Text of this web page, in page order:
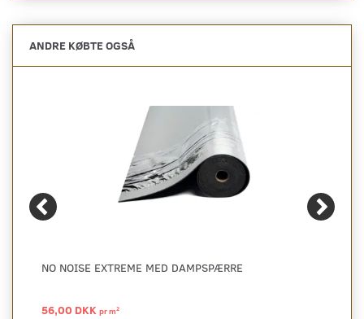
ANDRE KØBTE OGSÅ
NO NOISE EXTREME MED DAMPSPÆRRE
56,00 DKK prm2